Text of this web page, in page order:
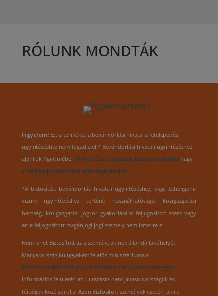
RÓLUNK MONDTÁK
Figyelem!Ezt a terméket a bevándorlási hivatal a letelepedési
ügyintézéshez nem fogadja el!* Bevándorlási hivatali ügyintézéshez
ajánljuk figyelmébe a Private Care egészségbiztosítás terméketvagy
a Medihelp nemzetközi egészségbiztosítást!
*A biztosítást bevándorlási hivatali ügyintézéshez, vagy Schengeni-
vízum ügyintézéshez történő használhatóságát közigazgatási
hatóság, közigazgatási jogkör gyakorlására feljogosított szerv vagy
erre feljogosított magánjogi jogi személy nem ismerte el!
Nem lehet Biztosított az a személy, akinek állandó lakóhelyét
Magyarország külügyekért felelős minisztériuma a
https://konzinfo.mfa.gov.hu/utazasra-nem-javasolt-tersegek
információs felületén az I. utazásra nem javasolt országok és
térségek közé sorolja. Azon Biztosított személyek esetén, akire